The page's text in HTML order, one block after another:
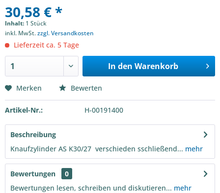
30,58 € *
Inhalt: 1 Stück
inkl. MwSt.zzgl. Versandkosten
Lieferzeit ca. 5 Tage
In den Warenkorb
Merken Bewerten
Artikel-Nr.: H-00191400
Beschreibung
Knaufzylinder AS K30/27 verschieden sschließend... mehr
Bewertungen
0
Bewertungen lesen, schreiben und diskutieren... mehr